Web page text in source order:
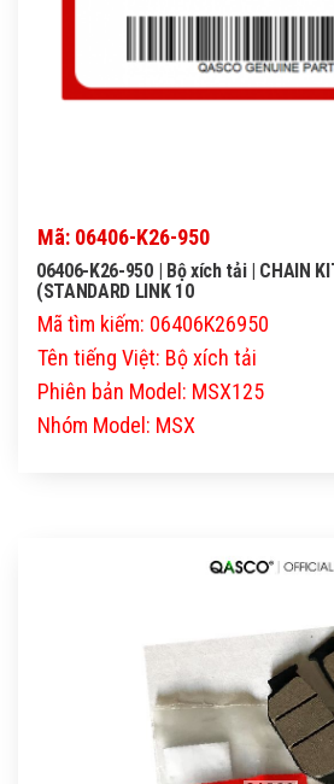
Mã: 06406-K26-950
06406-K26-950 | Bộ xích tải | CHAIN
(STANDARD LINK 10
Mã tìm kiếm: 06406K26950
Tên tiếng Việt: Bộ xích tải
Phiên bản Model: MSX125
Nhóm Model: MSX